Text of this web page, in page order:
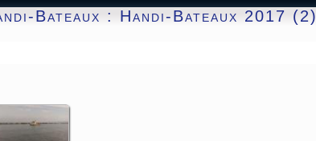
Bateaux : Handi-Bateaux 2017 (2)